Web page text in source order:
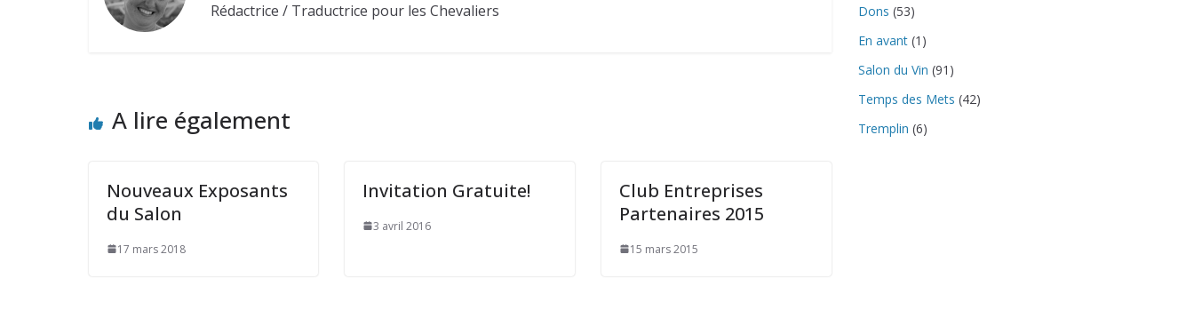
Rédactrice / Traductrice pour les Chevaliers
A lire également
Nouveaux Exposants
du Salon
17 mars 2018
Invitation Gratuite!
3 avril 2016
Club Entreprises
Partenaires 2015
15 mars 2015
Dons (53)
En avant(1)
Salon du Vin (91)
Temps des Mets (42)
Tremplin (6)